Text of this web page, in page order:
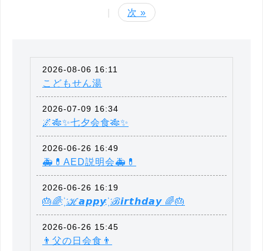
次 »
2026-08-06 16:11
こどもせん湯
2026-07-09 16:34
🌌🎋✨七夕会食🎋✨
2026-06-26 16:49
🚑💊AED説明会🚑💊
2026-06-26 16:19
🎂🌈 ҉ ℋ𝙖𝙥𝙥𝙮 ҉ ℬ𝙞𝙧𝙩𝙝𝙙𝙖𝙮 🌈🎂
2026-06-26 15:45
👨父の日会食👨